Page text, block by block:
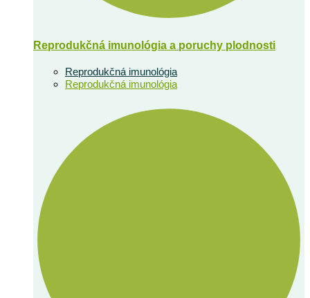
Reprodukčná imunológia a poruchy plodnosti
Reprodukčná imunológia
Reprodukčná imunológia